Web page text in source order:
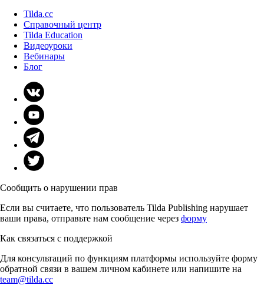
Tilda.cc
Справочный центр
Tilda Education
Видеоуроки
Вебинары
Блог
Сообщить о нарушении прав
Если вы считаете, что пользователь Tilda Publishing нарушает
ваши права, отправьте нам сообщение через форму
Как связаться с поддержкой
Для консультаций по функциям платформы используйте форму
обратной связи в вашем личном кабинете или напишите на
team@tilda.cc